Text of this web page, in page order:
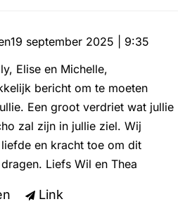
19 september 2025 | 9:35
Elise en Michelle,
bericht om te moeten
Een groot verdriet wat jullie
zal zijn in jullie ziel. Wij
en kracht toe om dit
Liefs Wil en Thea
Link